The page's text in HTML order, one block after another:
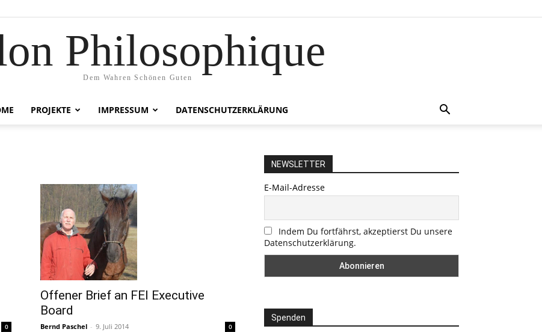
Philosophique
Dem Wahren Schönen Guten
PROJEKTE IMPRESSUM DATENSCHUTZERKLÄRUNG
0
Offener Brief an FEI Executive
Board
Bernd Paschel - 9. Juli 2014 0
NEWSLETTER
E-Mail-Adresse
Indem Du fortfährst, akzeptierst Du unsere
Datenschutzerklärung.
Spenden